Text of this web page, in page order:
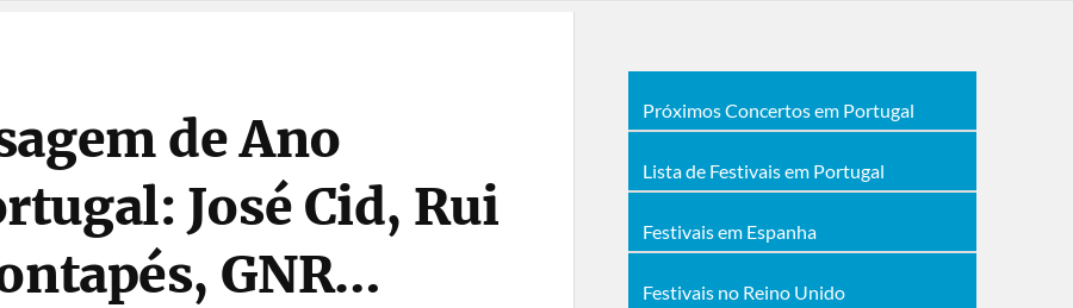
de Ano
José Cid, Rui
GNR…
Próximos Concertos em Portugal
Lista de Festivais em Portugal
Festivais em Espanha
Festivais no Reino Unido